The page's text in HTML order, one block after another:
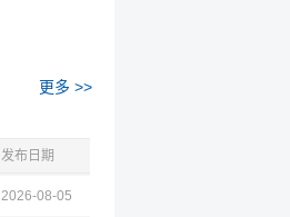
更多 >>
发布日期
2026-08-05